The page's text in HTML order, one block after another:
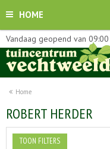
HOME
Home
Vandaag geopend van 09:00
ROBERT HERDER
TOON FILTERS